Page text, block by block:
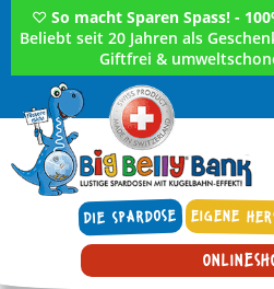
♡ So macht Sparen Spass! -
Beliebt seit 20 Jahren als
Giftfrei &
DIE SPARDOSE EIGENE